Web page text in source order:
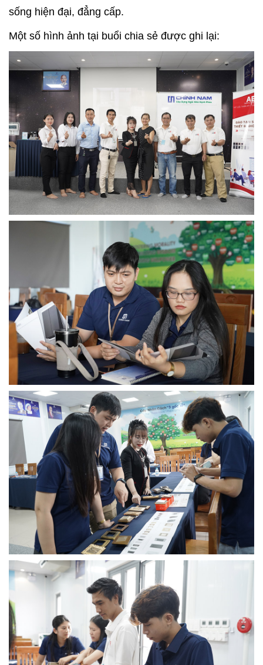
sống hiện đại, đẳng cấp.
Một số hình ảnh tại buổi chia sẻ được ghi lại: